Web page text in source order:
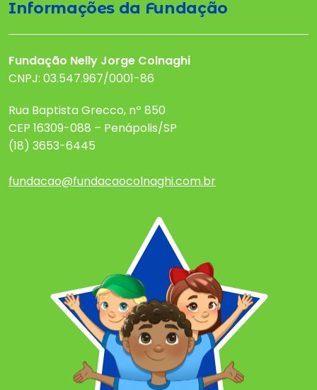
Informações da Fundação
Fundação Nelly Jorge Colnaghi
CNPJ: 03.547.967/0001-86
Rua Baptista Grecco, nº 850
CEP 16309-088 – Penápolis/SP
(18) 3653-6445
fundacao@fundacaocolnaghi.com.br